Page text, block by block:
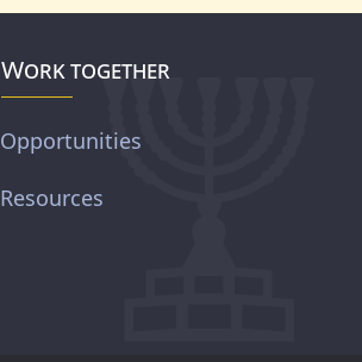
Work together
Opportunities
Resources